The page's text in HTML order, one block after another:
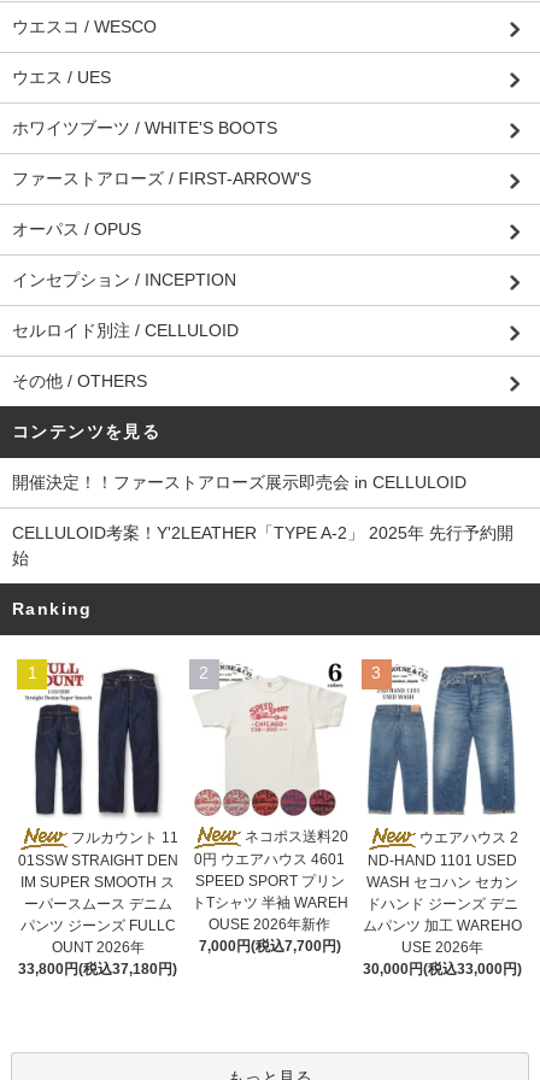
ウエスコ / WESCO
ウエス / UES
ホワイツブーツ / WHITE'S BOOTS
ファーストアローズ / FIRST-ARROW'S
オーパス / OPUS
インセプション / INCEPTION
セルロイド別注 / CELLULOID
その他 / OTHERS
コンテンツを見る
開催決定！！ファーストアローズ展示即売会 in CELLULOID
CELLULOID考案！Y'2LEATHER「TYPE A-2」 2025年 先行予約開
始
Ranking
1
フルカウント 11
01SSW STRAIGHT DEN
IM SUPER SMOOTH ス
ーパースムース デニム
パンツ ジーンズ FULLC
OUNT 2026年
33,800円(税込37,180円)
2
ネコポス送料20
0円 ウエアハウス 4601
SPEED SPORT プリン
トTシャツ 半袖 WAREH
OUSE 2026年新作
7,000円(税込7,700円)
3
ウエアハウス 2
ND-HAND 1101 USED
WASH セコハン セカン
ドハンド ジーンズ デニ
ムパンツ 加工 WAREHO
USE 2026年
30,000円(税込33,000円)